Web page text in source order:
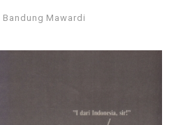
Bandung Mawardi